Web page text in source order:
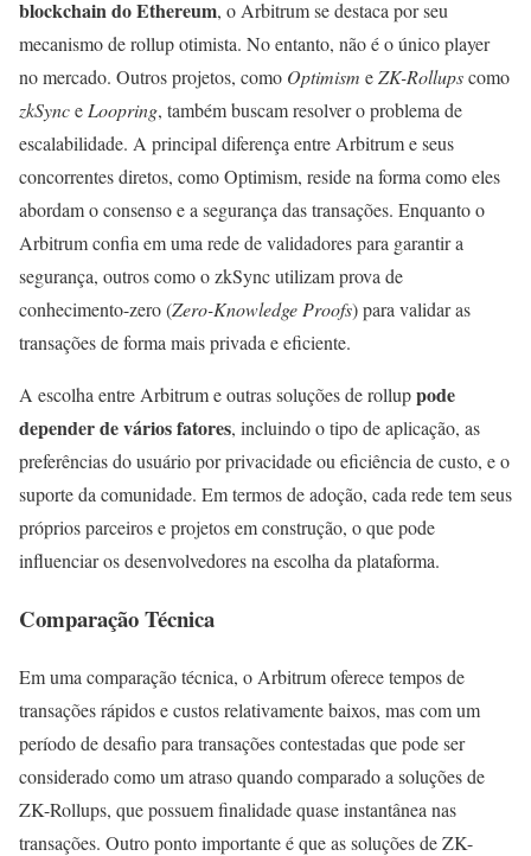
blockchain do Ethereum, o Arbitrum se destaca por seu
mecanismo de rollup otimista. No entanto, não é o único player
no mercado. Outros projetos, como Optimism eZK-Rollupscomo
zkSynce Loopring, também buscam resolver o problema de
escalabilidade. A principal diferença entre Arbitrum e seus
concorrentes diretos, como Optimism, reside na forma como eles
abordam o consenso e a segurança das transações. Enquanto o
Arbitrum confia em uma rede de validadores para garantir a
segurança, outros como o zkSync utilizam prova de
conhecimento-zero (Zero-Knowledge Proofs) para validar as
transações de forma mais privada e eficiente.
A escolha entre Arbitrum e outras soluções de rolluppode
depender de vários fatores, incluindo o tipo de aplicação, as
preferências do usuário por privacidade ou eficiência de custo, e o
suporte da comunidade. Em termos de adoção, cada rede tem seus
próprios parceiros e projetos em construção, o que pode
influenciar os desenvolvedores na escolha da plataforma.
Comparação Técnica
Em uma comparação técnica, o Arbitrum oferece tempos de
transações rápidos e custos relativamente baixos, mas com um
período de desafio para transações contestadas que pode ser
considerado como um atraso quando comparado a soluções de
ZK-Rollups, que possuem finalidade quase instantânea nas
transações. Outro ponto importante é que as soluções de ZK-